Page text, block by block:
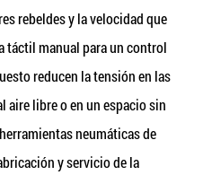
rebeldes y la velocidad que
táctil manual para un control
reducen la tensión en las
aire libre o en un espacio sin
neumáticas de
y servicio de la